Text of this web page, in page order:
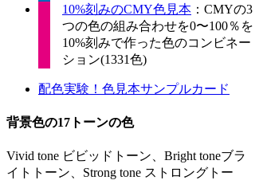
10%刻みのCMY色見本 ：CMYの3
つの色の組み合わせを0〜100％を
10%刻みで作った色のコンビネー
ション(1331色)
配色実験！色見本サンプルカード
背景色の17トーンの色
Vivid tone ビビッドトーン、Bright toneブラ
イトトーン、Strong tone ストロングトー